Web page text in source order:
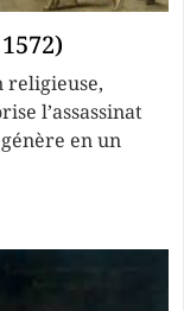
religieuse,
l’assassinat
en un